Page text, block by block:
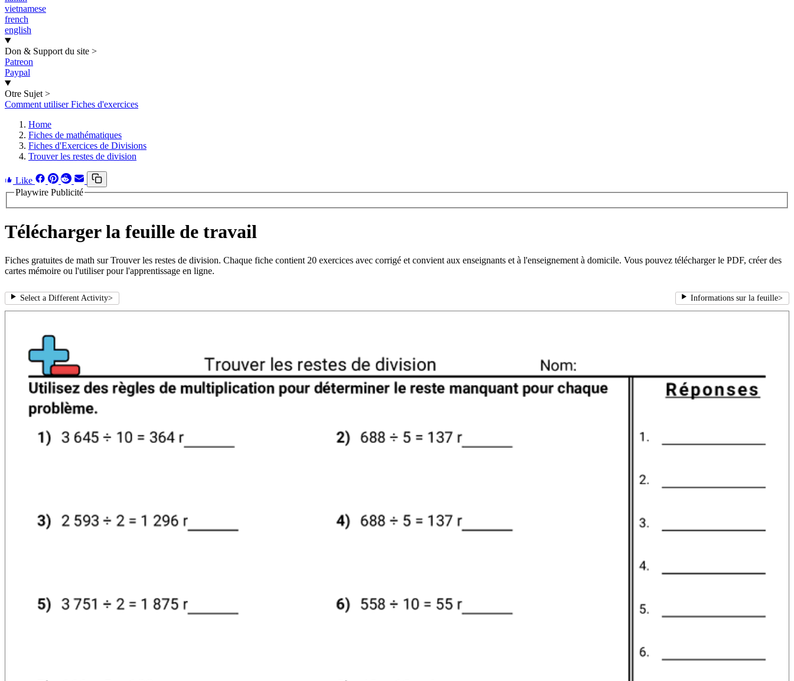
vietnamese
french
english
Don & Support du site >
Patreon
Paypal
Otre Sujet >
Comment utiliser Fiches d'exercices
Home
Fiches de mathématiques
Fiches d'Exercices de Divisions
Trouver les restes de division
Like
Playwire Publicité
Télécharger la feuille de travail
Fiches gratuites de math sur Trouver les restes de division. Chaque fiche contient 20 exercices avec corrigé et convient aux enseignants et à l'enseignement à domicile. Vous pouvez télécharger le PDF, créer des
cartes mémoire ou l'utiliser pour l'apprentissage en ligne.
Select a Different Activity> Informations sur la feuille>